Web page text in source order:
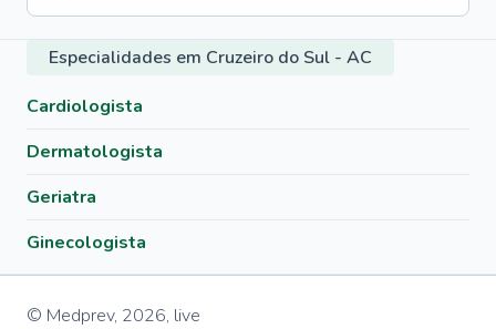
Especialidades em Cruzeiro do Sul - AC
Cardiologista
Dermatologista
Geriatra
Ginecologista
© Medprev, 2026, live